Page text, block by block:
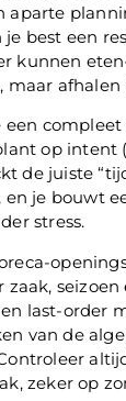
aparte
best een
kunnen
maar
een
op intent
de juiste
en je bouwt
stress.
zaak, seizoen
last-order
van de
zeker op